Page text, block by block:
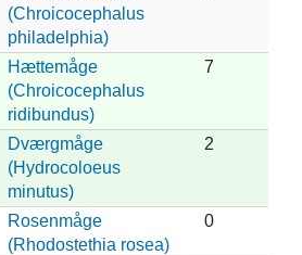
(Chroicocephalus
philadelphia)
Hættemåge
(Chroicocephalus
ridibundus)
7
Dværgmåge
(Hydrocoloeus
minutus)
2
Rosenmåge
(Rhodostethia rosea)
0